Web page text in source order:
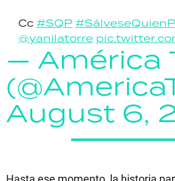
Cc #SQP
@yanilatorre
— América
August 6,